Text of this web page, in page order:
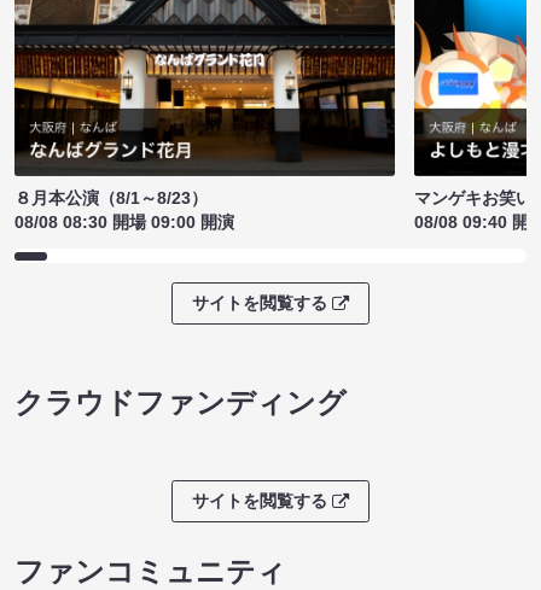
８月本公演（8/1～8/23）
08/08 08:30 開場 09:00 開演
マンゲキお笑い
08/08 09:40 開
サイトを閲覧する
クラウドファンディング
サイトを閲覧する
ファンコミュニティ